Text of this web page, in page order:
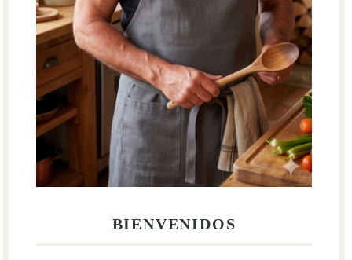
BIENVENIDOS